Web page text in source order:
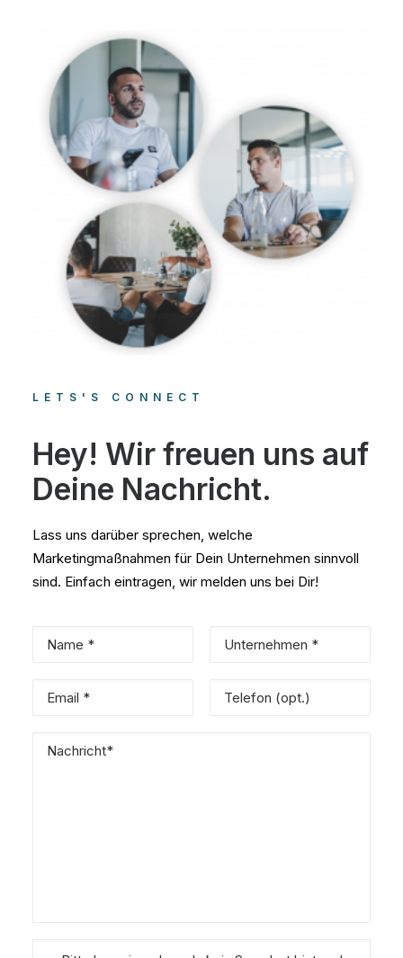
LETS'S CONNECT
Hey! Wir freuen uns auf
Deine Nachricht.
Lass uns darüber sprechen, welche
Marketingmaßnahmen für Dein Unternehmen sinnvoll
sind. Einfach eintragen, wir melden uns bei Dir!